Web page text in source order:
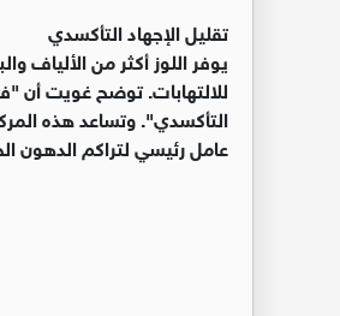
تقليل الإجهاد التأكسدي
يوفر اللوز أكثر من
التأكسدي". وتساعد هذه
عامل رئيسي لتراكم